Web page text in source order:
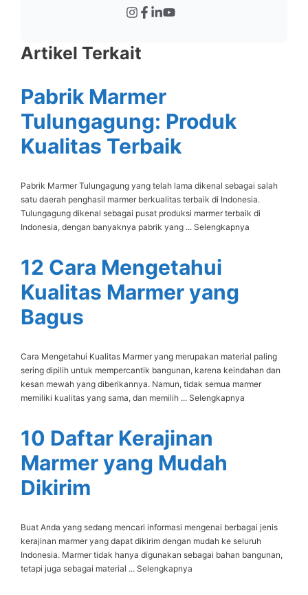
Artikel Terkait
Pabrik Marmer
Tulungagung: Produk
Kualitas Terbaik
Pabrik Marmer Tulungagung yang telah lama dikenal sebagai salah
satu daerah penghasil marmer berkualitas terbaik di Indonesia.
Tulungagung dikenal sebagai pusat produksi marmer terbaik di
Indonesia, dengan banyaknya pabrik yang ... Selengkapnya
12 Cara Mengetahui
Kualitas Marmer yang
Bagus
Cara Mengetahui Kualitas Marmer yang merupakan material paling
sering dipilih untuk mempercantik bangunan, karena keindahan dan
kesan mewah yang diberikannya. Namun, tidak semua marmer
memiliki kualitas yang sama, dan memilih ... Selengkapnya
10 Daftar Kerajinan
Marmer yang Mudah
Dikirim
Buat Anda yang sedang mencari informasi mengenai berbagai jenis
kerajinan marmer yang dapat dikirim dengan mudah ke seluruh
Indonesia. Marmer tidak hanya digunakan sebagai bahan bangunan,
tetapi juga sebagai material ... Selengkapnya